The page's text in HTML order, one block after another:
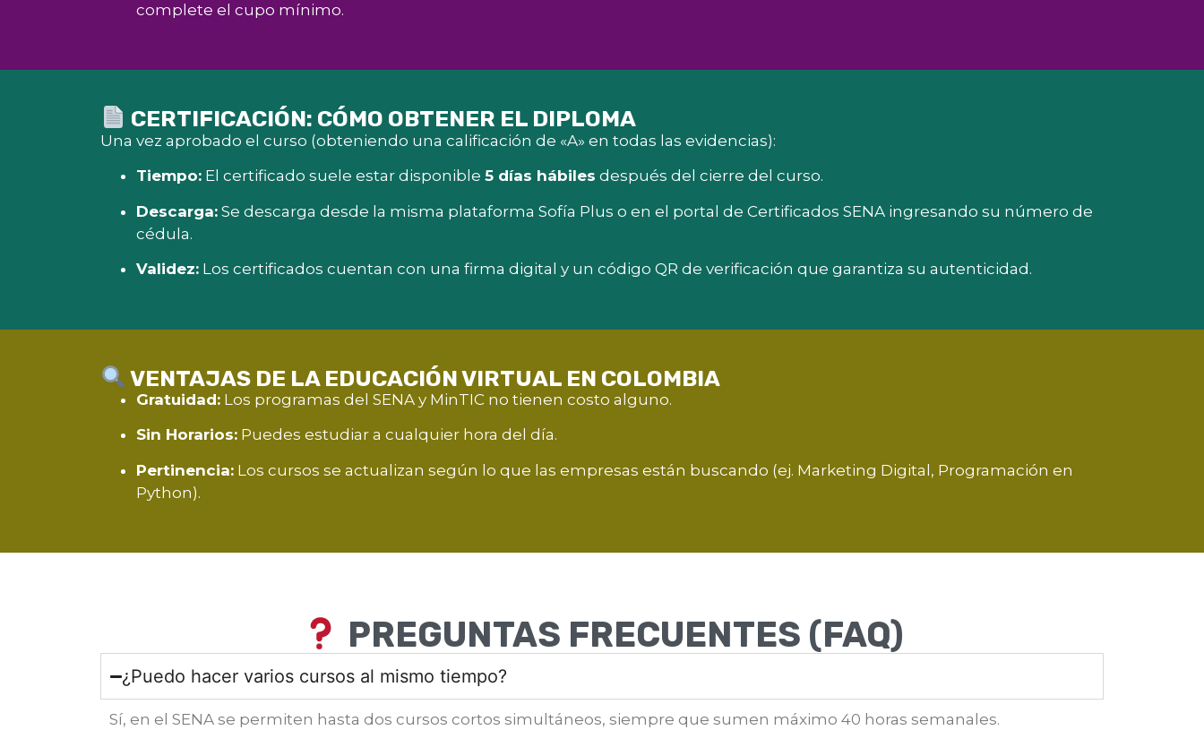
complete el cupo mínimo.
CERTIFICACIÓN: CÓMO OBTENER EL DIPLOMA
Una vez aprobado el curso (obteniendo una calificación de «A» en todas las evidencias):
Tiempo: El certificado suele estar disponible 5 días hábiles después del cierre del curso.
Descarga: Se descarga desde la misma plataforma Sofía Plus o en el portal de Certificados SENA ingresando su número de
cédula.
Validez: Los certificados cuentan con una firma digital y un código QR de verificación que garantiza su autenticidad.
VENTAJAS DE LA EDUCACIÓN VIRTUAL EN COLOMBIA
Gratuidad: Los programas del SENA y MinTIC no tienen costo alguno.
Sin Horarios: Puedes estudiar a cualquier hora del día.
Pertinencia: Los cursos se actualizan según lo que las empresas están buscando (ej. Marketing Digital, Programación en
Python).
PREGUNTAS FRECUENTES (FAQ)
¿Puedo hacer varios cursos al mismo tiempo?
Sí, en el SENA se permiten hasta dos cursos cortos simultáneos, siempre que sumen máximo 40 horas semanales.